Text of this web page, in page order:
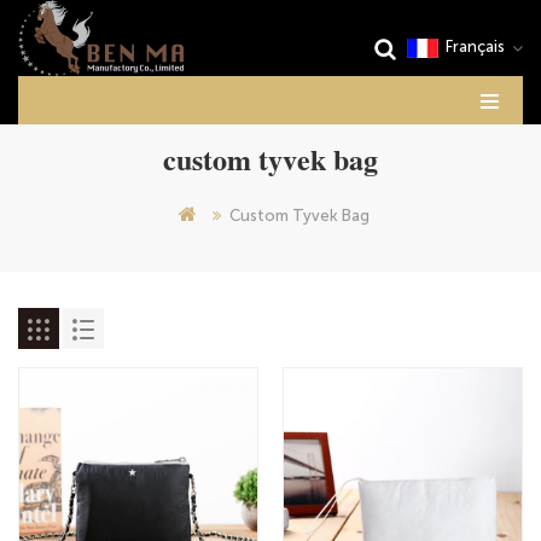
Français
custom tyvek bag
Custom Tyvek Bag